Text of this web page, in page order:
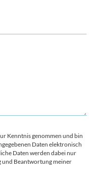
Kenntnis genommen und bin
Daten elektronisch
Daten werden dabei nur
und Beantwortung meiner